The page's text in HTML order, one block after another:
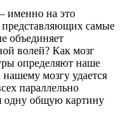
именно на это
самые
объединяет
волей? Как мозг
определяют наше
мозгу удается
параллельно
одну общую картину